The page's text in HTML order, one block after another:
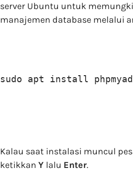
server Ubuntu untuk
manajemen database melalui
sudo apt install
Kalau saat instalasi muncul
ketikkan Y lalu Enter.